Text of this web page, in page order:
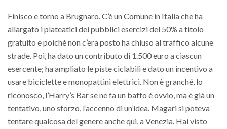
Finisco e torno a Brugnaro. C’è un Comune in Italia che ha
allargato i plateatici dei pubblici esercizi del 50% a titolo
gratuito e poiché non c’era posto ha chiuso al traffico alcune
strade. Poi, ha dato un contributo di 1.500 euro a ciascun
esercente; ha ampliato le piste ciclabili e dato un incentivo a
usare biciclette e monopattini elettrici. Non è granché, lo
riconosco, l’Harry’s Bar se ne fa un baffo è ovvio, ma è già un
tentativo, uno sforzo, l’accenno di un’idea. Magari si poteva
tentare qualcosa del genere anche qui, a Venezia. Hai visto